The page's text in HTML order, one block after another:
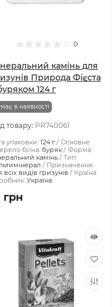
0
камінь для
Природа Фієста
124 г
в наявності
товару: PR740061
упаковки: 124 г
Основне
білка: буряк
Форма:
камінь
Тип:
Призначення:
всіх видів гризунів
Країна
Україна
грн